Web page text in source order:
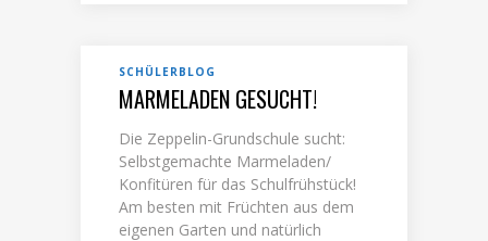
SCHÜLERBLOG
MARMELADEN GESUCHT!
Die Zeppelin-Grundschule sucht:
Selbstgemachte Marmeladen/
Konfitüren für das Schulfrühstück!
Am besten mit Früchten aus dem
eigenen Garten und natürlich